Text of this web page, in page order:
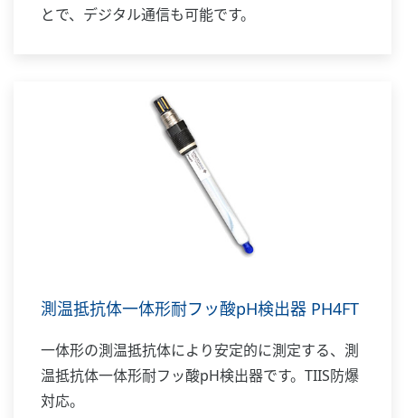
とで、デジタル通信も可能です。
測温抵抗体一体形耐フッ酸pH検出器 PH4FT
一体形の測温抵抗体により安定的に測定する、測
温抵抗体一体形耐フッ酸pH検出器です。TIIS防爆
対応。